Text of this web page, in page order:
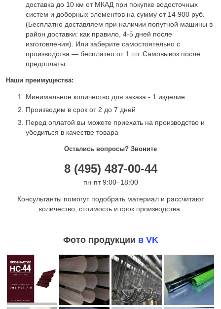
доставка до 10 км от МКАД при покупке водосточных
систем и доборных элементов на сумму от 14 900 руб.
(Бесплатно доставляем при наличии попутной машины в
район доставки: как правило, 4-5 дней после
изготовления). Или заберите самостоятельно с
производства — бесплатно от 1 шт. Самовывоз после
предоплаты.
Наши преимущества:
Минимальное количество для заказа - 1 изделие
Производим в срок от 2 до 7 дней
Перед оплатой вы можете приехать на производство и
убедиться в качестве товара
Остались вопросы? Звоните
8 (495) 487-00-44
пн-пт 9:00–18:00
Консультанты помогут подобрать материал и рассчитают
количество, стоимость и срок производства.
Фото продукции в VK